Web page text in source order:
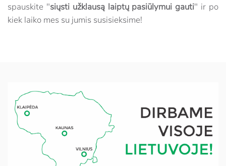
spauskite "siųsti užklausą laiptų pasiūlymui gauti" ir po
kiek laiko mes su jumis susisieksime!